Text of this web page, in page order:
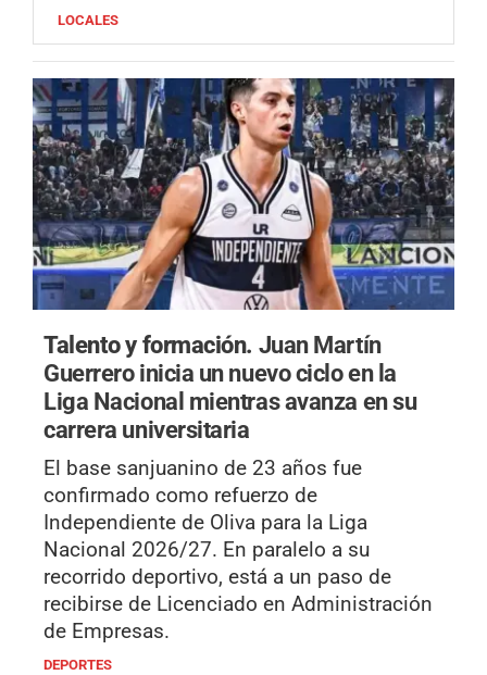
LOCALES
Talento y formación. Juan Martín
Guerrero inicia un nuevo ciclo en la
Liga Nacional mientras avanza en su
carrera universitaria
El base sanjuanino de 23 años fue
confirmado como refuerzo de
Independiente de Oliva para la Liga
Nacional 2026/27. En paralelo a su
recorrido deportivo, está a un paso de
recibirse de Licenciado en Administración
de Empresas.
DEPORTES